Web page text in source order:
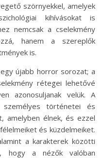
szörnyekkel, amelyek
kihívásokat is
nemcsak a cselekmény
hanem a szereplők
is.
újabb horror sorozat; a
rétegei lehetővé
azonosuljanak velük. A
történetei és
amelyben élnek, és ezzel
és küzdelmeiket.
a karakterek közötti
hogy a nézők valóban